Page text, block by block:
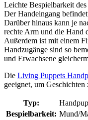
Leichte Bespielbarkeit
Der Handeingang
Darüber hinaus kann je
rechte Arm und die Hand
Außerdem ist mit einem
Handzugänge sind so
und Erwachsene
Die Living Puppets
geeignet, um Geschichten
Typ:
Bespielbarkeit: Mund/